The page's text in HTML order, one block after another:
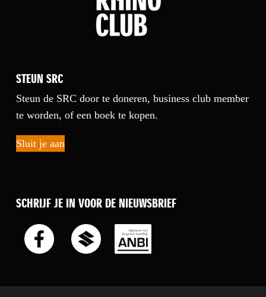
STEUN SRC
Steun de SRC door te doneren, business club member
te worden, of een boek te kopen.
Sluit je aan
SCHRIJF JE IN VOOR DE NIEUWSBRIEF